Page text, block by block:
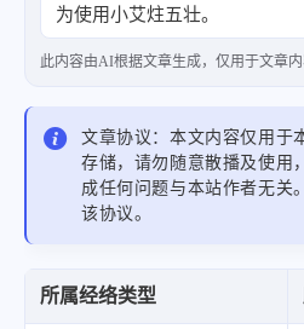
为使用小艾炷五壮。
此内容由AI根据文章生成，仅用于文章
文章协议：本文内容仅用于
存储，请勿随意散播及使用
成任何问题与本站作者无关
该协议。
所属经络类型